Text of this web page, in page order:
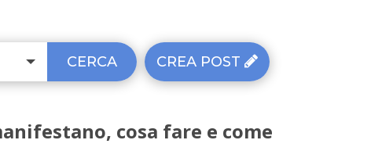
CERCA CREA POST
cosa fare e come